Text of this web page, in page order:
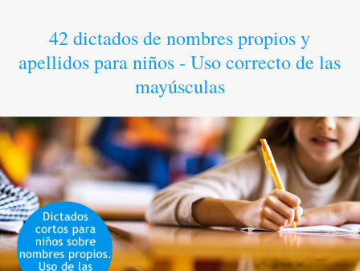
42 dictados de nombres propios y
apellidos para niños - Uso correcto de las
mayúsculas